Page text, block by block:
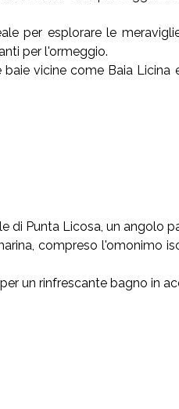
per esplorare le
per l'ormeggio.
vicine come Baia Licina
di Punta Licosa, un angolo
compreso l'omonimo
un rinfrescante bagno in